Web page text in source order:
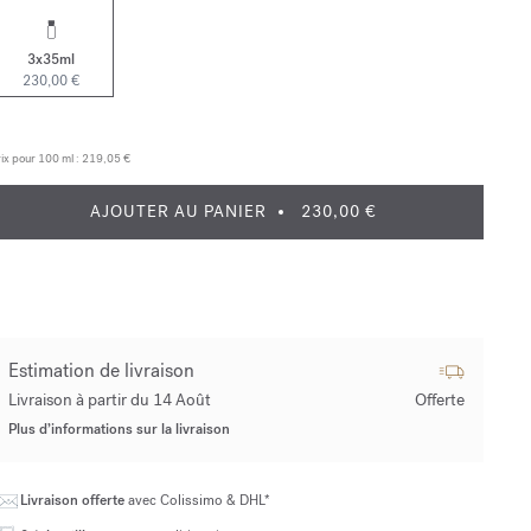
3x35ml
230,00 €
pour 100 ml : 219,05 €
AJOUTER AU PANIER 230,00 €
Estimation de livraison
Livraison à partir du 14 Août Offerte
Plus d’informations sur la livraison
Livraison offerteavec Colissimo & DHL*